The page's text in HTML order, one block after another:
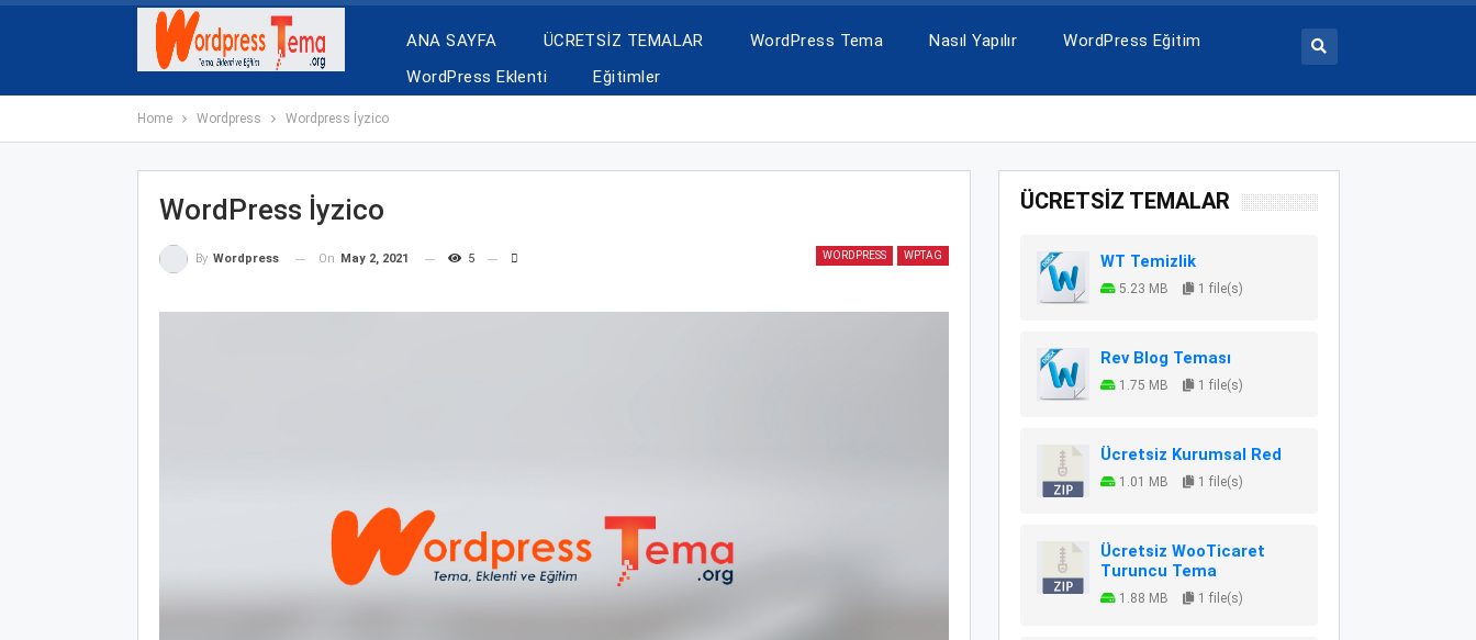
ANA SAYFA ÜCRETSİZ TEMALAR WordPress Tema Nasıl Yapılır
WordPress Eğitim
WordPress Eklenti
Eğitimler
Home Wordpress Wordpress İyzico
WordPress İyzico
WORDPRESS WPTAG
By Wordpress On May 2, 2021 5
ÜCRETSİZ TEMALAR
WT Temizlik
5.23 MB 1 file(s)
Rev Blog Teması
1.75 MB 1 file(s)
Ücretsiz Kurumsal Red
1.01 MB 1 file(s)
Ücretsiz WooTicaret
Turuncu Tema
1.88 MB 1 file(s)